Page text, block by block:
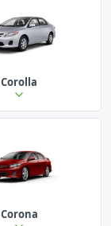
Corolla
Corona